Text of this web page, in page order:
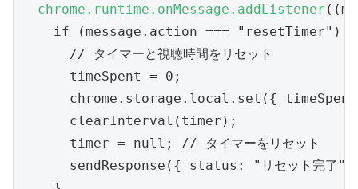
chrome.runtime.onMessage.addListener
    if (message.action === "resetTimer") {
      // タイマーと視聴時間をリセット
      timeSpent = 0;
chrome.storage.local.set({
      clearInterval(timer);
      timer = null; // タイマーをリセット
sendResponse({ status: "リセット完了"